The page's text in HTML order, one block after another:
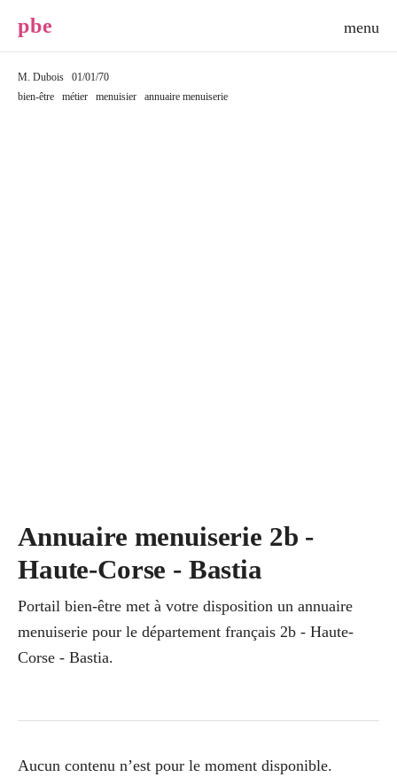
pbe
M. Dubois
01/01/70
bien-être
métier menuisier annuaire menuiserie
Annuaire menuiserie 2b -
Haute-Corse - Bastia
Portail bien-être met à votre disposition un annuaire
menuiserie pour le département français 2b - Haute-
Corse - Bastia.
Aucun contenu n’est pour le moment disponible.